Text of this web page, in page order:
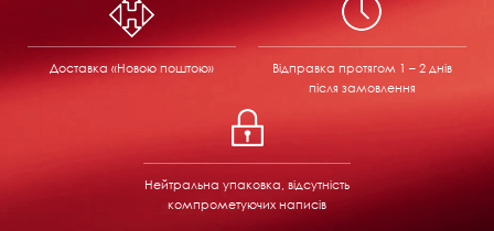
Доставка «Новою поштою» Відправка протягом 1 – 2 днів
після замовлення
Нейтральна упаковка, відсутність
компрометуючих написів